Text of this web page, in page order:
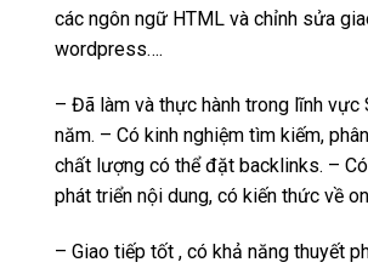
các ngôn ngữ HTML và chỉnh sửa
wordpress….
– Đã làm và thực hành trong lĩnh vực
năm. – Có kinh nghiệm tìm kiếm,
chất lượng có thể đặt backlinks. –
phát triển nội dung, có kiến thức về
– Giao tiếp tốt , có khả năng thuyết